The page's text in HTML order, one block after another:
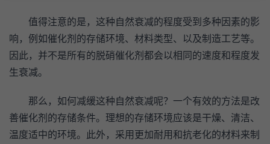
值得注意的是，这种自然衰减的程度受到多种因素的影
响，例如催化剂的存储环境、材料类型、以及制造工艺等。
因此，并不是所有的脱硝催化剂都会以相同的速度和程度发
生衰减。
那么，如何减缓这种自然衰减呢？一个有效的方法是改
善催化剂的存储条件。理想的存储环境应该是干燥、清洁、
温度适中的环境。此外，采用更加耐用和抗老化的材料来制